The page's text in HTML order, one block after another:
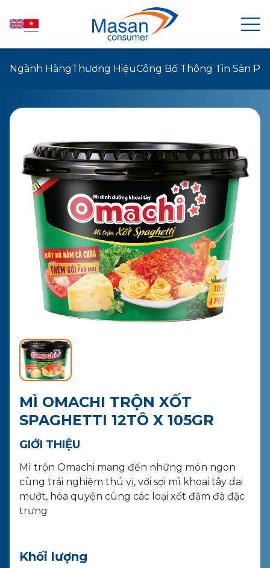
TIN TỨC
QUAN HỆ CỔ ĐÔNG
SẢN PHẨM
PHÁT TRIỂN BỀN VỮNG
LIÊN HỆ
MUA HÀNG
Ngành HàngThương HiệuCông Bố Thông Tin Sản
MÌ OMACHI TRỘN XỐT
SPAGHETTI 12TÔ X 105GR
GIỚI THIỆU
Mì trộn Omachi mang đến những món ngon
cùng trải nghiệm thú vị, với sợi mì khoai tây dai
mướt, hòa quyện cùng các loại xốt đậm đà đặc
trưng
Khối lượng